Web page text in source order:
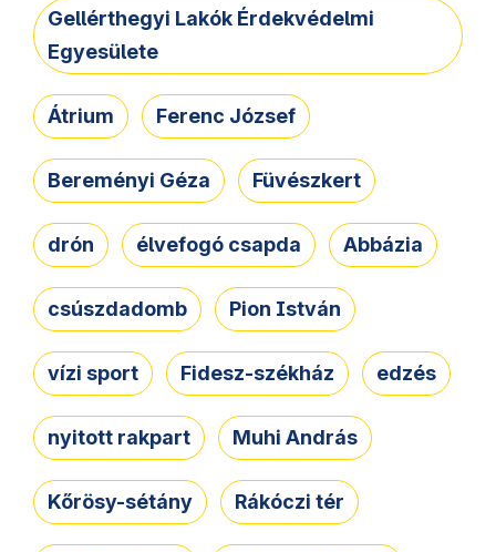
Gellérthegyi Lakók Érdekvédelmi
Egyesülete
Átrium Ferenc József
Bereményi Géza Füvészkert
drón élvefogó csapda Abbázia
csúszdadomb Pion István
vízi sport Fidesz-székház edzés
nyitott rakpart Muhi András
Kőrösy-sétány Rákóczi tér